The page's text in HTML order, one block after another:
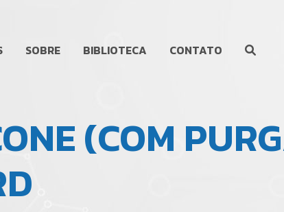
SOBRE BIBLIOTECA CONTATO
(COM